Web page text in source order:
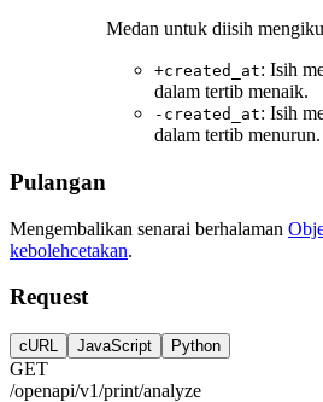
Medan untuk diisih
+created_at: Isih
dalam tertib menaik.
-created_at: Isih
dalam tertib menurun.
Pulangan
Mengembalikan senarai berhalaman
kebolehcetakan.
Request
cURL JavaScript Python
GET
/openapi/v1/print/analyze